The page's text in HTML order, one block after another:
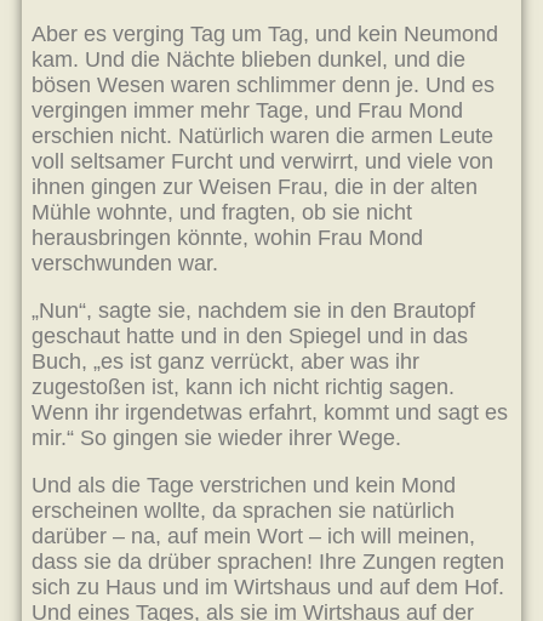
Aber es verging Tag um Tag, und kein Neumond
kam. Und die Nächte blieben dunkel, und die
bösen Wesen waren schlimmer denn je. Und es
vergingen immer mehr Tage, und Frau Mond
erschien nicht. Natürlich waren die armen Leute
voll seltsamer Furcht und verwirrt, und viele von
ihnen gingen zur Weisen Frau, die in der alten
Mühle wohnte, und fragten, ob sie nicht
herausbringen könnte, wohin Frau Mond
verschwunden war.
„Nun“, sagte sie, nachdem sie in den Brautopf
geschaut hatte und in den Spiegel und in das
Buch, „es ist ganz verrückt, aber was ihr
zugestoßen ist, kann ich nicht richtig sagen.
Wenn ihr irgendetwas erfahrt, kommt und sagt es
mir.“ So gingen sie wieder ihrer Wege.
Und als die Tage verstrichen und kein Mond
erscheinen wollte, da sprachen sie natürlich
darüber – na, auf mein Wort – ich will meinen,
dass sie da drüber sprachen! Ihre Zungen regten
sich zu Haus und im Wirtshaus und auf dem Hof.
Und eines Tages, als sie im Wirtshaus auf der